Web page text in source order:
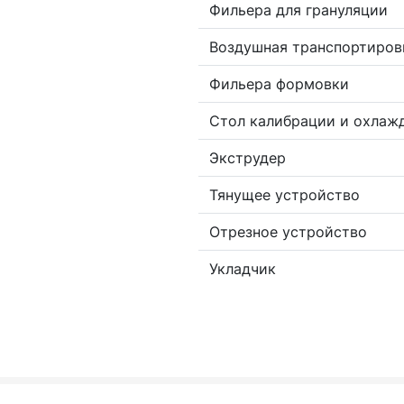
Фильера для грануляции
Воздушная
Фильера формовки
Стол калибрации и
Экструдер
Тянущее устройство
Отрезное устройство
Укладчик